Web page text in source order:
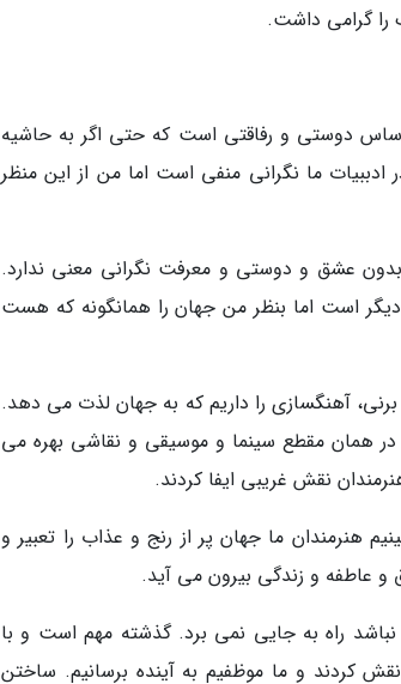
را گرامی داشت.
دوستی و رفاقتی است که حتی اگر به حاشیه
ما نگرانی منفی است اما من از این منظر
عشق و دوستی و معرفت نگرانی معنی ندارد.
است اما بنظر من جهان را همانگونه که هست
آهنگسازی را داریم که به جهان لذت می دهد.
همان مقطع سینما و موسیقی و نقاشی بهره می
نقش غریبی ایفا کردند.
هنرمندان ما جهان پر از رنج و عذاب را تعبیر و
و عاطفه و زندگی بیرون می آید.
راه به جایی نمی برد. گذشته مهم است و با
نقش کردند و ما موظفیم به آینده برسانیم. ساختن